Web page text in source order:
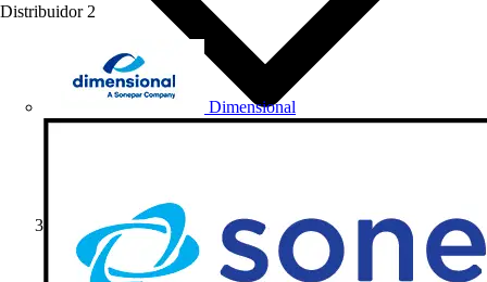
Distribuidor 2
Dimensional
Notícias do Setor